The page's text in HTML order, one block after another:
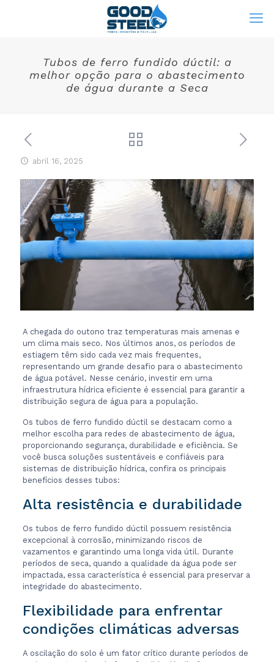
Tubos de ferro fundido dúctil: a
melhor opção para o abastecimento
de água durante a Seca
abril 16, 2025
A chegada do outono traz temperaturas mais amenas e
um clima mais seco. Nos últimos anos, os períodos de
estiagem têm sido cada vez mais frequentes,
representando um grande desafio para o abastecimento
de água potável. Nesse cenário, investir em uma
infraestrutura hídrica eficiente é essencial para garantir a
distribuição segura de água para a população.
Os tubos de ferro fundido dúctil se destacam como a
melhor escolha para redes de abastecimento de água,
proporcionando segurança, durabilidade e eficiência. Se
você busca soluções sustentáveis e confiáveis para
sistemas de distribuição hídrica, confira os principais
benefícios desses tubos:
Alta resistência e durabilidade
Os tubos de ferro fundido dúctil possuem resistência
excepcional à corrosão, minimizando riscos de
vazamentos e garantindo uma longa vida útil. Durante
períodos de seca, quando a qualidade da água pode ser
impactada, essa característica é essencial para preservar a
integridade do abastecimento.
Flexibilidade para enfrentar
condições climáticas adversas
A oscilação do solo é um fator crítico durante períodos de